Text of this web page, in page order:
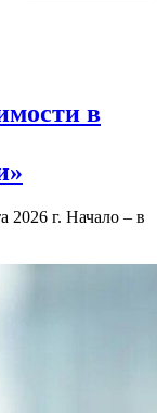
в
г. Начало – в